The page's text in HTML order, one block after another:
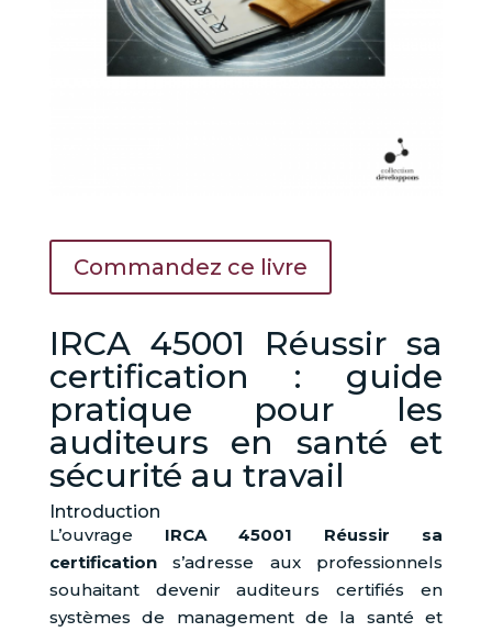
Commandez ce livre
IRCA 45001 Réussir sa
certification : guide
pratique pour les
auditeurs en santé et
sécurité au travail
Introduction
L’ouvrage IRCA 45001 Réussir sa
certifications’adresse aux professionnels
souhaitant devenir auditeurs certifiés en
systèmes de management de la santé et